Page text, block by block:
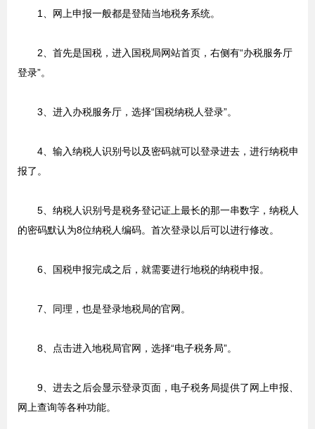
1、网上申报一般都是登陆当地税务系统。
2、首先是国税，进入国税局网站首页，右侧有“办税服务厅
登录”。
3、进入办税服务厅，选择“国税纳税人登录”。
4、输入纳税人识别号以及密码就可以登录进去，进行纳税申
报了。
5、纳税人识别号是税务登记证上最长的那一串数字，纳税人
的密码默认为8位纳税人编码。首次登录以后可以进行修改。
6、国税申报完成之后，就需要进行地税的纳税申报。
7、同理，也是登录地税局的官网。
8、点击进入地税局官网，选择“电子税务局”。
9、进去之后会显示登录页面，电子税务局提供了网上申报、
网上查询等各种功能。